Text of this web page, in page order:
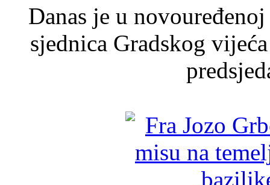
Danas je u
sjednica Gradskog